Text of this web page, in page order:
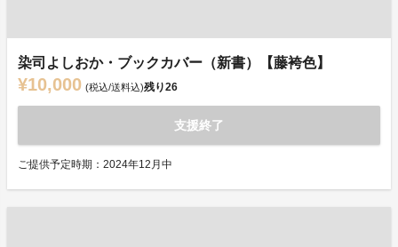
染司よしおか・ブックカバー（新書）【藤袴色】
¥10,000 (税込/送料込)残り26
支援終了
ご提供予定時期：2024年12月中